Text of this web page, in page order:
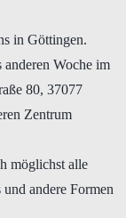
in Göttingen.
Woche im
80, 37077
Zentrum
möglichst alle
andere Formen